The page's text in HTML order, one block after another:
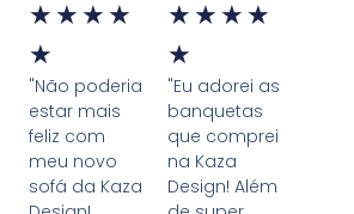
★ ★ ★ ★
★
"Não poderia
estar mais
feliz com
meu novo
sofá da Kaza
★ ★ ★ ★
★
"Eu adorei as
banquetas
que comprei
na Kaza
Design! Além